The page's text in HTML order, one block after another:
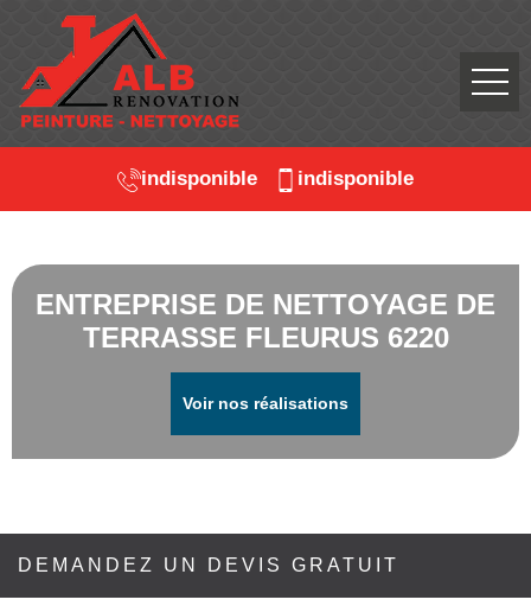
indisponible indisponible
ENTREPRISE DE NETTOYAGE DE
TERRASSE FLEURUS 6220
Voir nos réalisations
DEMANDEZ UN DEVIS GRATUIT